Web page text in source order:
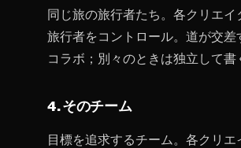
同じ旅の旅行者たち。各クリエイ
旅行者をコントロール。道が交差
コラボ；別々のときは独立して書
4. そのチーム
目標を追求するチーム。各クリエ